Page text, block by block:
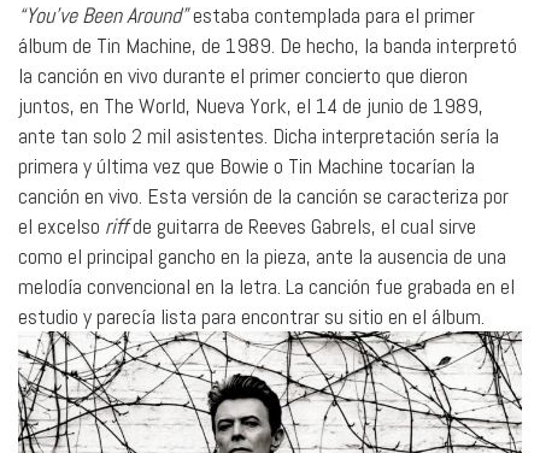
“You’ve Been Around”estaba contemplada para el primer
álbum de Tin Machine, de 1989. De hecho, la banda interpretó
la canción en vivo durante el primer concierto que dieron
juntos, en The World, Nueva York, el 14 de junio de 1989,
ante tan solo 2 mil asistentes. Dicha interpretación sería la
primera y última vez que Bowie o Tin Machine tocarían la
canción en vivo. Esta versión de la canción se caracteriza por
el excelso riffde guitarra de Reeves Gabrels, el cual sirve
como el principal gancho en la pieza, ante la ausencia de una
melodía convencional en la letra. La canción fue grabada en el
estudio y parecía lista para encontrar su sitio en el álbum.